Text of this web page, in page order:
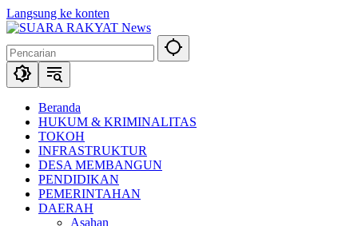
Langsung ke konten
Beranda
HUKUM & KRIMINALITAS
TOKOH
INFRASTRUKTUR
DESA MEMBANGUN
PENDIDIKAN
PEMERINTAHAN
DAERAH
Asahan